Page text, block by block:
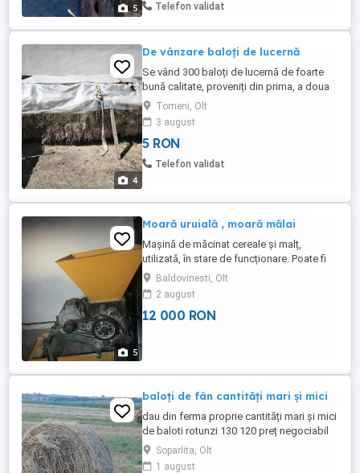
5 Telefon validat
4
De vânzare baloți de lucernă
Se vând 300 baloți de lucernă de foarte
bună calitate, proveniți din prima, a doua
și a treia coasă. Lucerna este bine uscată,
depozitată în condiții bune. Pentru detalii
privind prețul, vă rog să mă contactați. Preț
negociabil la vedere.
Tomeni, Olt
3 august
5 RON
Telefon validat
5
Moară uruială , moară mălai
Mașină de măcinat cereale și malț,
utilizată, în stare de funcționare. Poate fi
folosită pentru măcinarea diverselor tipuri
de cereale și malț. Dispune de un corp
metalic rezistent. Motor electric 7,5 kw ora
, capacitate de lucru 1200kg ora (uruiala),
Baldovinesti, Olt
2 august
12 000 RON
baloți de fân cantități mari și mici
dau din ferma proprie cantități mari și mici
de baloti rotunzi 130 120 preț negociabil
Soparlita, Olt
1 august